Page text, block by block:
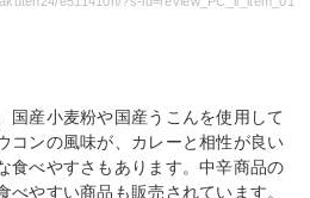
国産小麦粉や国産うこんを使用して
コンの風味が、カレーと相性が良い
食べやすさもあります。中辛商品の
やすい商品も販売されています。